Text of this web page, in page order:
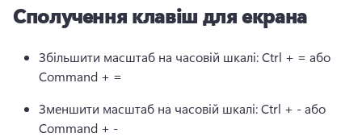
Сполучення клавіш для екрана
Збільшити масштаб на часовій шкалі: Ctrl + = або
Command + =
Зменшити масштаб на часовій шкалі: Ctrl + - або
Command + -